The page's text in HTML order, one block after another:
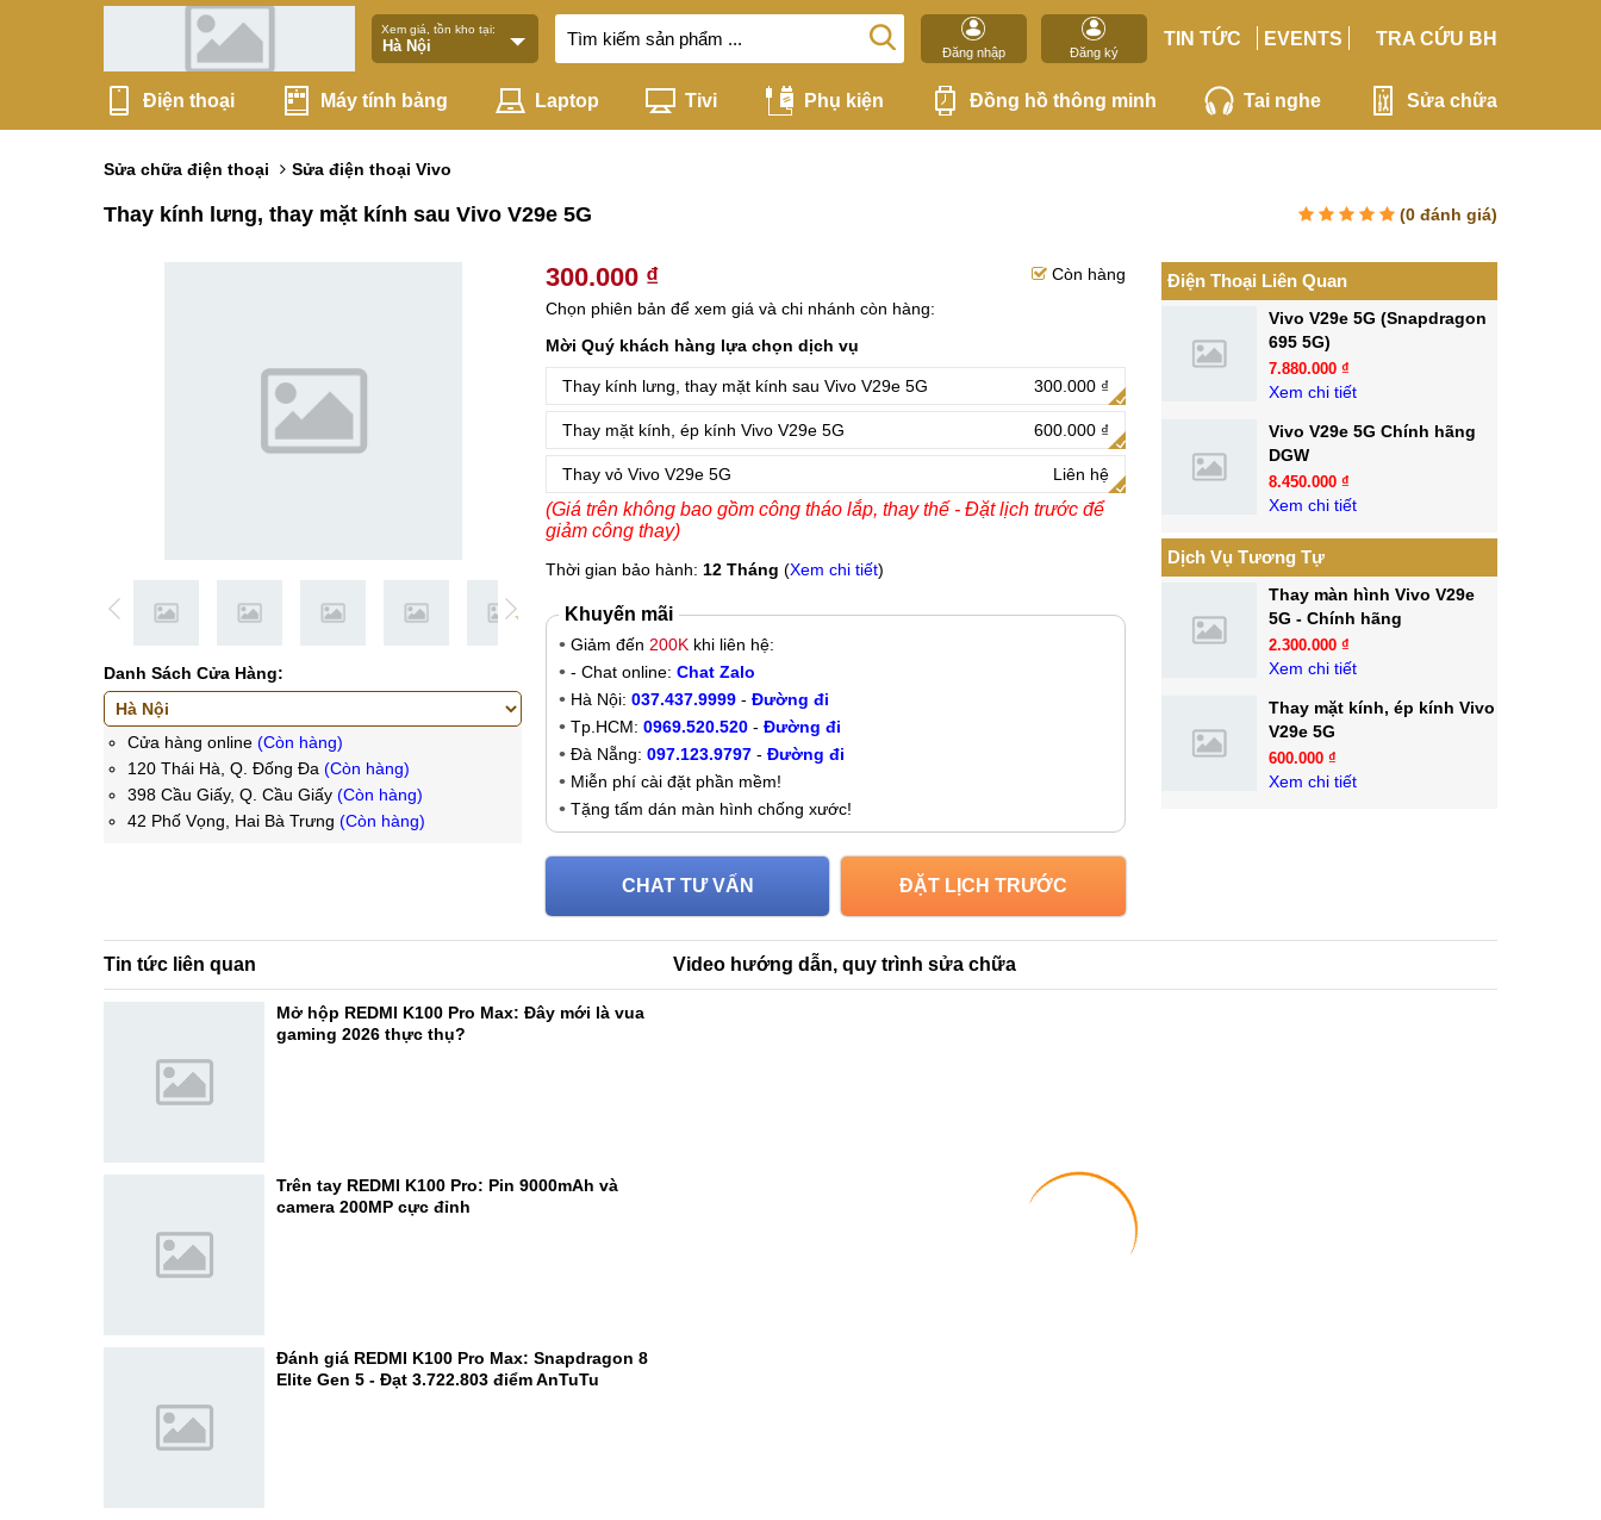
Xem giá, tồn kho tại:
Đăng nhập Đăng ký
TIN TỨC EVENTS TRA CỨU BH
Điện thoại Máy tính bảng Laptop Tivi Phụ kiện Đồng hồ thông minh Tai nghe Sửa chữa
Sửa chữa điện thoại Sửa điện thoại Vivo
Thay kính lưng, thay mặt kính sau Vivo V29e 5G (0 đánh giá)
Danh Sách Cửa Hàng:
Cửa hàng online (Còn hàng)
120 Thái Hà, Q. Đống Đa (Còn hàng)
398 Cầu Giấy, Q. Cầu Giấy (Còn hàng)
42 Phố Vọng, Hai Bà Trưng (Còn hàng)
300.000 ₫
Còn hàng
Chọn phiên bản để xem giá và chi nhánh còn hàng:
Mời Quý khách hàng lựa chọn dịch vụ
Thay kính lưng, thay mặt kính sau Vivo V29e 5G 300.000 ₫
Thay mặt kính, ép kính Vivo V29e 5G 600.000 ₫
Thay vỏ Vivo V29e 5G Liên hệ
(Giá trên không bao gồm công tháo lắp, thay thế - Đặt lịch trước để
giảm công thay)
Thời gian bảo hành: 12 Tháng (Xem chi tiết)
Khuyến mãi
Giảm đến 200K khi liên hệ:
- Chat online: Chat Zalo
Hà Nội: 037.437.9999 - Đường đi
Tp.HCM: 0969.520.520 - Đường đi
Đà Nẵng: 097.123.9797 - Đường đi
Miễn phí cài đặt phần mềm!
Tặng tấm dán màn hình chống xước!
CHAT TƯ VẤN ĐẶT LỊCH TRƯỚC
Điện Thoại Liên Quan
Vivo V29e 5G (Snapdragon
695 5G)
7.880.000 ₫
Xem chi tiết
Vivo V29e 5G Chính hãng
DGW
8.450.000 ₫
Xem chi tiết
Dịch Vụ Tương Tự
Thay màn hình Vivo V29e
5G - Chính hãng
2.300.000 ₫
Xem chi tiết
Thay mặt kính, ép kính Vivo
V29e 5G
600.000 ₫
Xem chi tiết
Tin tức liên quan
Mở hộp REDMI K100 Pro Max: Đây mới là vua
gaming 2026 thực thụ?
Trên tay REDMI K100 Pro: Pin 9000mAh và
camera 200MP cực đỉnh
Đánh giá REDMI K100 Pro Max: Snapdragon 8
Elite Gen 5 - Đạt 3.722.803 điểm AnTuTu
Video hướng dẫn, quy trình sửa chữa